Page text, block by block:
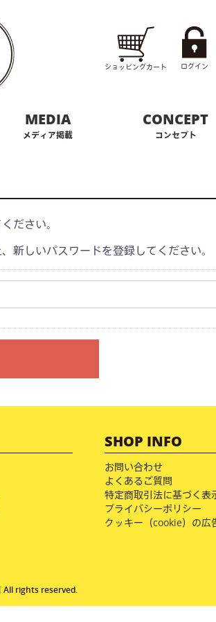
ショッピングカート ログイン
MEDIA
メディア掲載
CONCEPT
コンセプト
ださい。
しいパスワードを登録してください。
SHOP INFO
お問い合わせ
よくあるご質問
特定商取引法に基づく表
プライバシーポリシー
クッキー（cookie）の広
All rights reserved.